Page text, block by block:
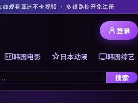
观看亚洲不卡视频 · 多线路秒开免注册
韩国电影 日本动漫 韩国综艺
搜索
登录